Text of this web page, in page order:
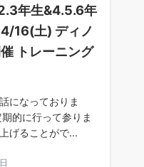
年生&4.5.6年
16(土) ディノ
トレーニング
になっておりま
的に行って参りま
げることがで...